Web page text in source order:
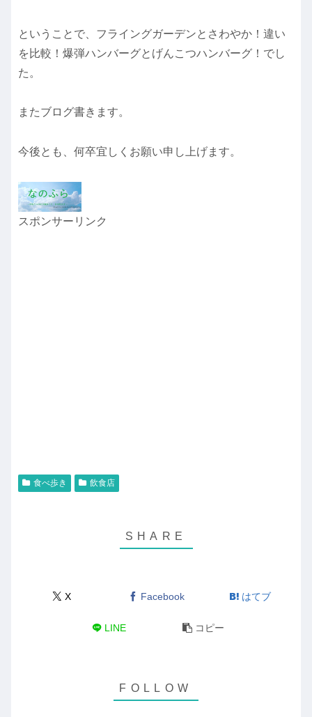
ということで、フライングガーデンとさわやか！違い
を比較！爆弾ハンバーグとげんこつハンバーグ！でし
た。
またブログ書きます。
今後とも、何卒宜しくお願い申し上げます。
スポンサーリンク
食べ歩き 飲食店
X Facebook はてブ
LINE コピー